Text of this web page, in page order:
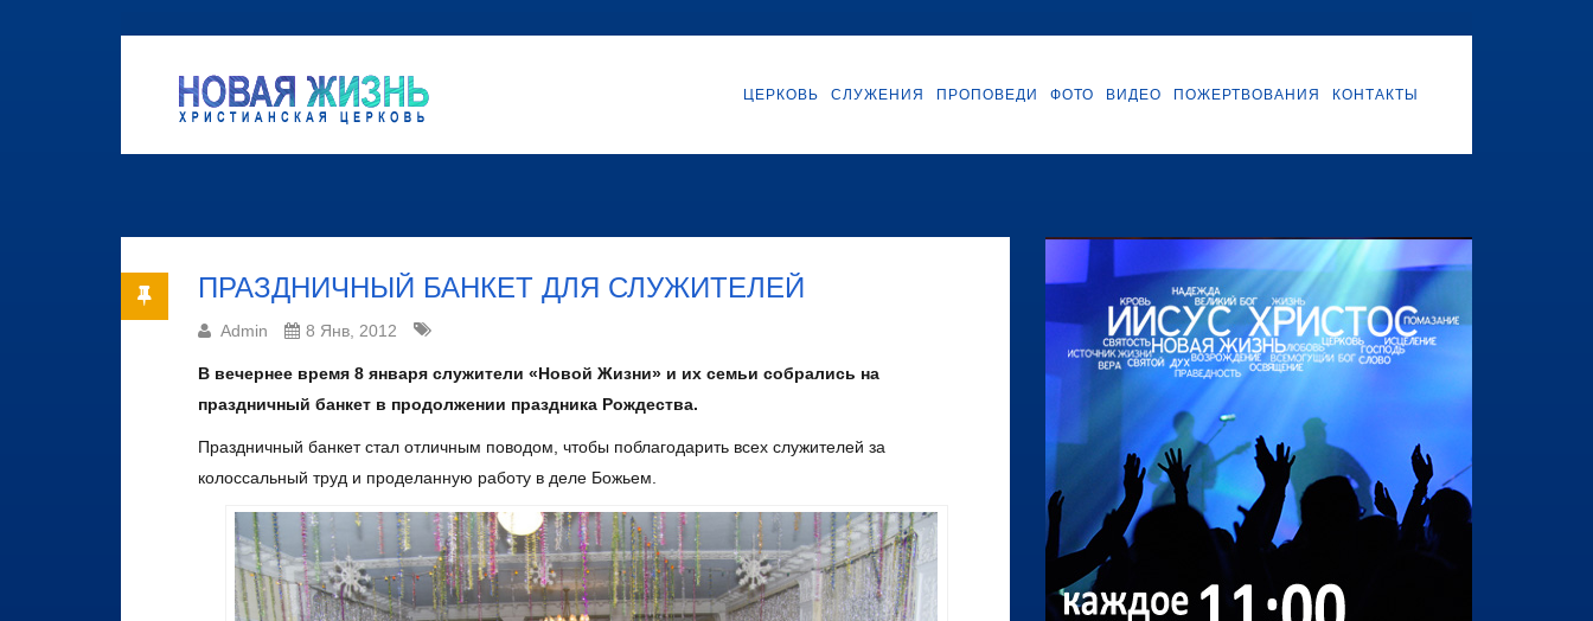
ЦЕРКОВЬ СЛУЖЕНИЯ ПРОПОВЕДИ ФОТО ВИДЕО ПОЖЕРТВОВАНИЯ КОНТАКТЫ
ПРАЗДНИЧНЫЙ БАНКЕТ ДЛЯ СЛУЖИТЕЛЕЙ
Admin 8 Янв, 2012
В вечернее время 8 января служители «Новой Жизни» и их семьи собрались на
праздничный банкет в продолжении праздника Рождества.
Праздничный банкет стал отличным поводом, чтобы поблагодарить всех служителей за
колоссальный труд и проделанную работу в деле Божьем.